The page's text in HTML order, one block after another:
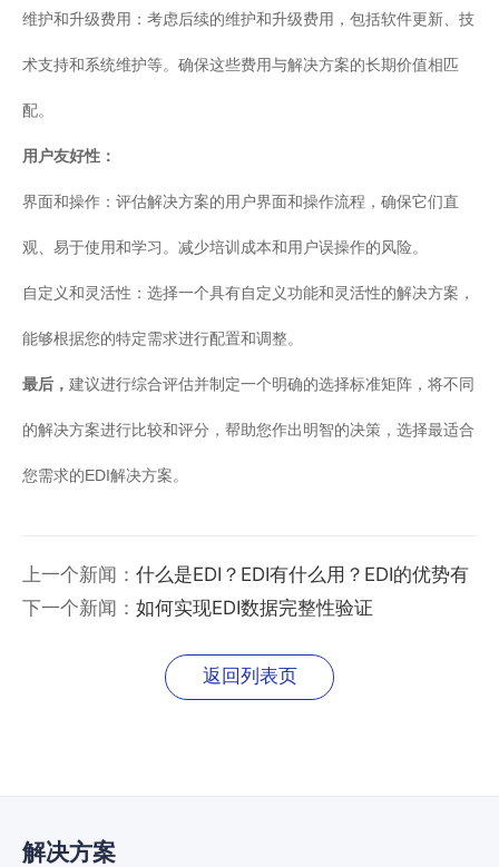
维护和升级费用：考虑后续的维护和升级费用，包括软件更新、技
术支持和系统维护等。确保这些费用与解决方案的长期价值相匹
配。
用户友好性：
界面和操作：评估解决方案的用户界面和操作流程，确保它们直
观、易于使用和学习。减少培训成本和用户误操作的风险。
自定义和灵活性：选择一个具有自定义功能和灵活性的解决方案，
能够根据您的特定需求进行配置和调整。
最后， 建议进行综合评估并制定一个明确的选择标准矩阵，将不同
的解决方案进行比较和评分，帮助您作出明智的决策，选择最适合
您需求的EDI解决方案。
上一个新闻： 什么是EDI？EDI有什么用？EDI的优势有
哪些？
下一个新闻： 如何实现EDI数据完整性验证
返回列表页
解决方案